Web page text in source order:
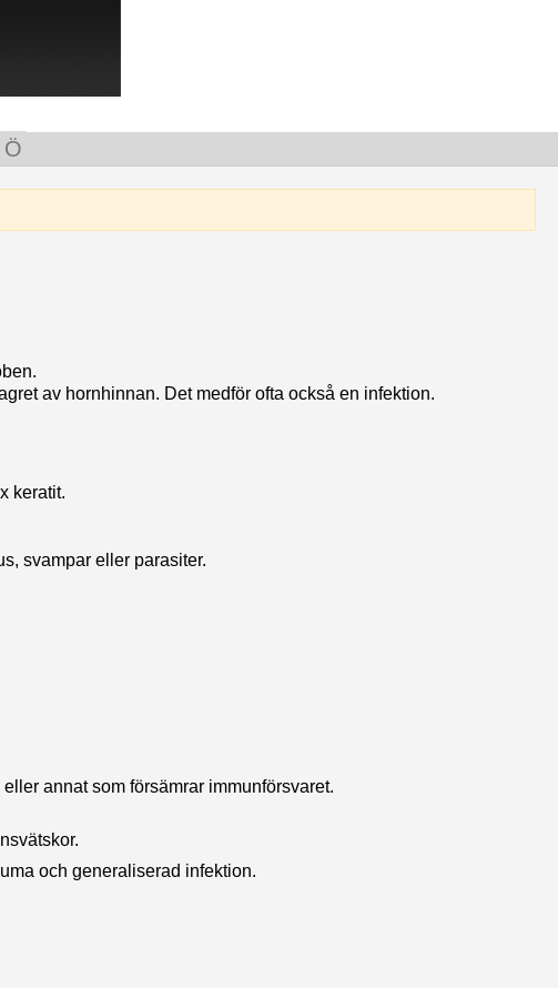
Ö
av hornhinnan. Det medför ofta också en infektion.
keratit.
svampar eller parasiter.
annat som försämrar immunförsvaret.
och generaliserad infektion.